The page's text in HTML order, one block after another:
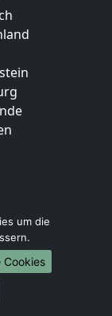
Main
um die
Cookies